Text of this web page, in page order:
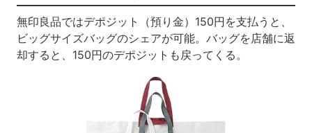
無印良品ではデポジット（預り金）150円を支払うと、
ビッグサイズバッグのシェアが可能。バッグを店舗に返
却すると、150円のデポジットも戻ってくる。